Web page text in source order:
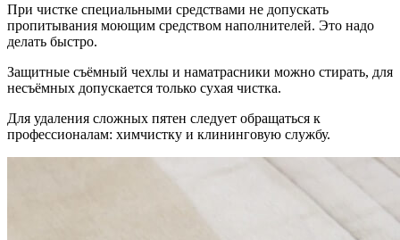
При чистке специальными средствами не допускать
пропитывания моющим средством наполнителей. Это надо
делать быстро.
Защитные съёмный чехлы и наматрасники можно стирать, для
несъёмных допускается только сухая чистка.
Для удаления сложных пятен следует обращаться к
профессионалам: химчистку и клининговую службу.